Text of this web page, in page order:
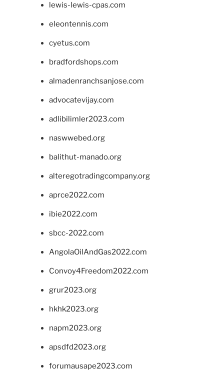
lewis-lewis-cpas.com
eleontennis.com
cyetus.com
bradfordshops.com
almadenranchsanjose.com
advocatevijay.com
adlibilimler2023.com
naswwebed.org
balithut-manado.org
alteregotradingcompany.org
aprce2022.com
ibie2022.com
sbcc-2022.com
AngolaOilAndGas2022.com
Convoy4Freedom2022.com
grur2023.org
hkhk2023.org
napm2023.org
apsdfd2023.org
forumausape2023.com